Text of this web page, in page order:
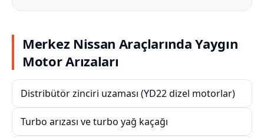
Merkez Nissan Araçlarında Yaygın
Motor Arızaları
Distribütör zinciri uzaması (YD22 dizel motorlar)
Turbo arızası ve turbo yağ kaçağı